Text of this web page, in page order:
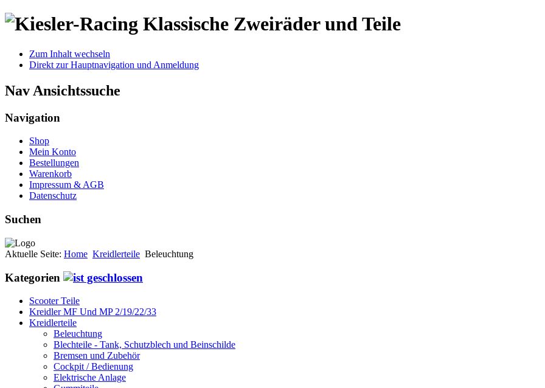
Klassische Zweiräder und Teile
Zum Inhalt wechseln
Direkt zur Hauptnavigation und Anmeldung
Nav Ansichtssuche
Navigation
Shop
Mein Konto
Bestellungen
Warenkorb
Impressum & AGB
Datenschutz
Suchen
Aktuelle Seite: Home Kreidlerteile Beleuchtung
Kategorien
Scooter Teile
Kreidler MF Und MP 2/19/22/33
Kreidlerteile
Beleuchtung
Blechteile - Tank, Schutzblech und Beinschilde
Bremsen und Zubehör
Cockpit / Bedienung
Elektrische Anlage